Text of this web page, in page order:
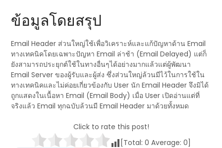
ข้อมูลโดยสรุป
Email Header ส่วนใหญ่ใช้เพื่อวิเคราะห์และแก้ปัญหาด้าน Email
ทางเทคนิคโดยเฉพาะปัญหา Email ล่าช้า (Email Delayed) แต่ก็
ยังสามารถประยุกต์ใช้ในทางอื่นๆได้อย่างมากแล้วแต่ผู้พัฒนา
Email Server ของผู้รับและผู้ส่ง ซึ่งส่วนใหญ่ล้วนมีไว้ในการใช้ใน
ทางเทคนิคและไม่ค่อยเกี่ยวข้องกับ User นัก Email Header จึงมิได้
ถูกแสดงในเนื้อหา Email (Email Body) เมื่อ User เปิดอ่านแต่ที่
จริงแล้ว Email ทุกฉบับล้วนมี Email Header มาด้วยทั้งหมด
Click to rate this post!
[Total: 0 Average: 0]